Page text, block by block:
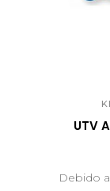
UTV
Debido